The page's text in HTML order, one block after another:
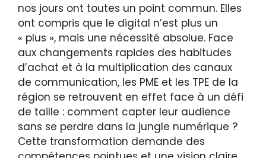
nos jours ont toutes un point commun. Elles
ont compris que le digital n’est plus un
« plus », mais une nécessité absolue. Face
aux changements rapides des habitudes
d’achat et à la multiplication des canaux
de communication, les PME et les TPE de la
région se retrouvent en effet face à un défi
de taille : comment capter leur audience
sans se perdre dans la jungle numérique ?
Cette transformation demande des